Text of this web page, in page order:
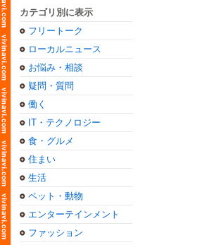
カテゴリ別に表示
フリートーク
ローカルニュース
お悩み・相談
疑問・質問
働く
IT・テクノロジー
食・グルメ
住まい
生活
ペット・動物
エンターテインメント
ファッション